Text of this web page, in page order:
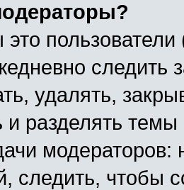
следить
удалять,
разделять
следить, чтобы